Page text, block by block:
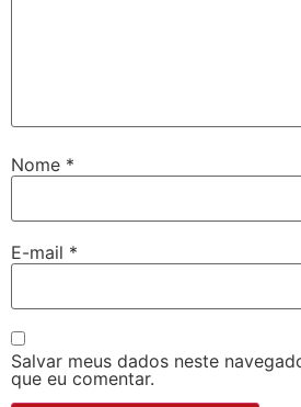
Nome *
E-mail *
Salvar meus dados neste
que eu comentar.